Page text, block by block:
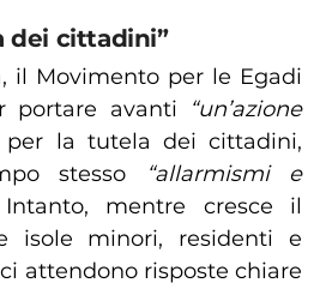
dei cittadini”
il Movimento per le Egadi
portare avanti “un’azione
la tutela dei cittadini,
stesso
“allarmismi e
Intanto, mentre cresce il
isole minori, residenti e
attendono risposte chiare